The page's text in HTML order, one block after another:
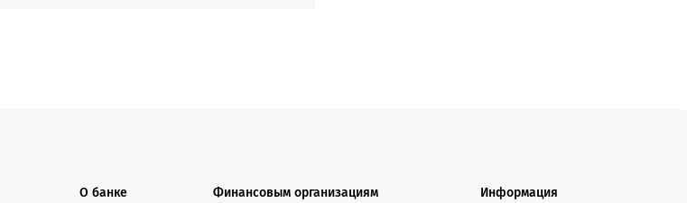
О банке Финансовым организациям Информация